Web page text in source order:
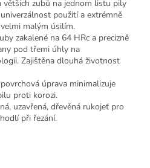
větších zubů na jednom listu pily
použití a extrémně
malým úsilím.
zakalené na 64 HRc a precizně
pod třemi úhly na
Zajištěna dlouhá životnost
úprava minimalizuje
proti korozi.
uzavřená, dřevěná rukojeť pro
při řezání.